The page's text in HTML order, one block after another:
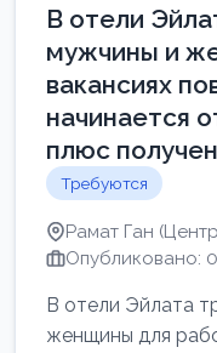
В отели
мужчины и
вакансиях
начинается
плюс
Требуются
Рамат Ган
Опубликовано:
В отели Эйлата
женщины для